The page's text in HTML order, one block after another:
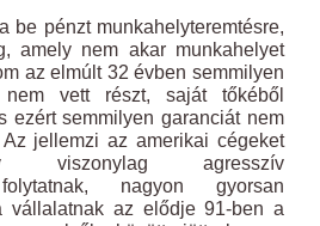
be pénzt munkahelyteremtésre,
amely nem akar munkahelyet
az elmúlt 32 évben semmilyen
nem vett részt, saját tőkéből
ezért semmilyen garanciát nem
jellemzi az amerikai cégeket
viszonylag agresszív
nagyon gyorsan
vállalatnak az elődje 91-ben a